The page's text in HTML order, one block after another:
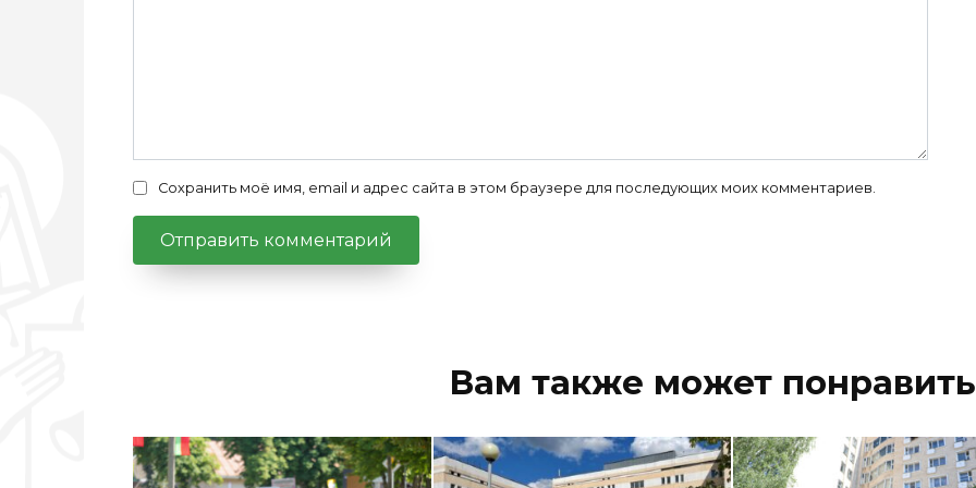
Сохранить моё имя, email и адрес сайта в этом браузере для последующих моих комментариев.
Вам также может